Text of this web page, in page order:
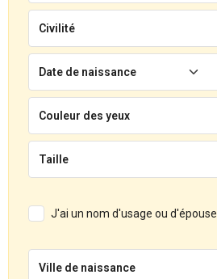
Civilité
Date de naissance
Couleur des yeux
Taille
J'ai un nom d'usage ou d'épouse
Ville de naissance